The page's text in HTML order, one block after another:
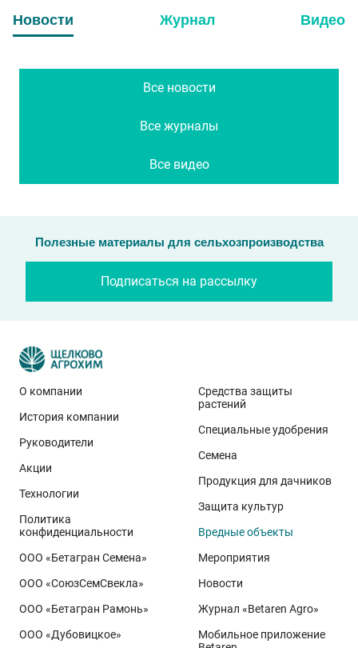
Новости Журнал Видео
Все новости
Все журналы
Все видео
Полезные материалы для сельхозпроизводства
Подписаться на рассылку
О компании
История компании
Руководители
Акции
Технологии
Политика
конфиденциальности
ООО «Бетагран Семена»
ООО «СоюзСемСвекла»
ООО «Бетагран Рамонь»
ООО «Дубовицкое»
Средства защиты
растений
Специальные удобрения
Семена
Продукция для дачников
Защита культур
Вредные объекты
Мероприятия
Новости
Журнал «Betaren Agro»
Мобильное приложение